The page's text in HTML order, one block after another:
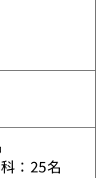
：25名